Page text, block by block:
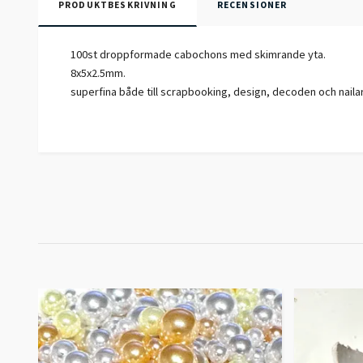
PRODUKTBESKRIVNING RECENSIONER
100st droppformade cabochons med skimrande yta.
8x5x2.5mm.
superfina både till scrapbooking, design, decoden och